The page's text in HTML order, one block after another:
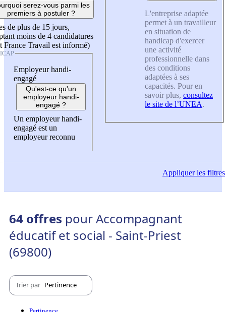
serez-vous parmi les
premiers à postuler ?
de plus de 15 jours,
moins de 4 candidatures
France Travail est informé)
Employeur handi-
engagé
Qu'est-ce qu'un
employeur handi-
engagé ?
Un employeur handi-
engagé est un
employeur reconnu
L'entreprise adaptée
permet à un travailleur
en situation de
handicap d'exercer
une activité
professionnelle dans
des conditions
adaptées à ses
capacités. Pour en
savoir plus, consultez
le site de l’UNEA.
Appliquerles filtres
64 offres pour Accompagnant
éducatif et social - Saint-Priest
(69800)
Trier par Pertinence